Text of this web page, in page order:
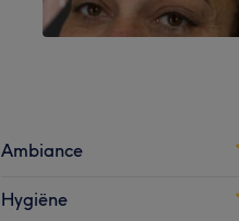
Ambiance
Hygiëne